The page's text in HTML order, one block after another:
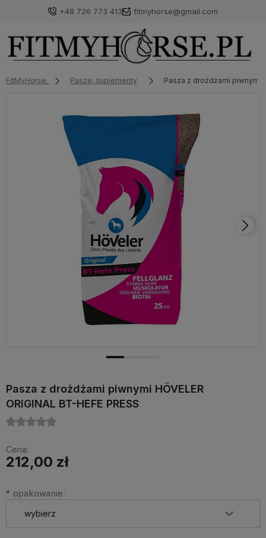
+48 726 773 413 fitmyhorse@gmail.com
FitMyHorse Pasze, suplementy Pasza z drożdżami piwnymi
Pasza z drożdżami piwnymi HÖVELER
ORIGINAL BT-HEFE PRESS
Cena:
212,00 zł
* opakowanie: